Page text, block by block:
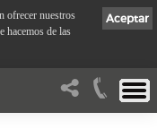
Aceptar
ofrecer nuestros
hacemos de las